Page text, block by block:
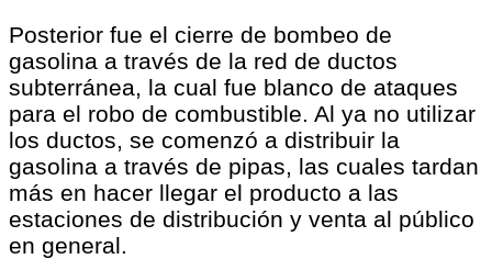
Posterior fue el cierre de bombeo de
gasolina a través de la red de ductos
subterránea, la cual fue blanco de ataques
para el robo de combustible. Al ya no utilizar
los ductos, se comenzó a distribuir la
gasolina a través de pipas, las cuales tardan
más en hacer llegar el producto a las
estaciones de distribución y venta al público
en general.